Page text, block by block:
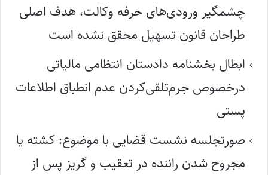
چشمگیر ورودی‌های حرفه وکالت، هدف اصلی
طراحان قانون تسهیل محقق نشده است
ابطال بخشنامه دادستان انتظامی مالیاتی
درخصوص جرم‌تلقی‌کردن عدم انطباق اطلاعات
پستی
صورتجلسه نشست قضایی با موضوع: کشته یا
مجروح شدن راننده در تعقیب و گریز پس از